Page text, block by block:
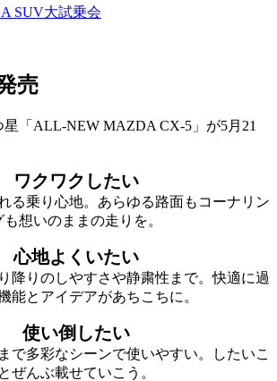
SUV大試乗会
売
星「ALL-NEW MAZDA CX-5」が5月21
ワクワクしたい
る乗り心地。あらゆる路面もコーナリン
も想いのままの走りを。
心地よくいたい
降りのしやすさや静粛性まで。快適に過
能とアイデアがあちこちに。
使い倒したい
で多彩なシーンで使いやすい。したいこ
とぜんぶ載せていこう。